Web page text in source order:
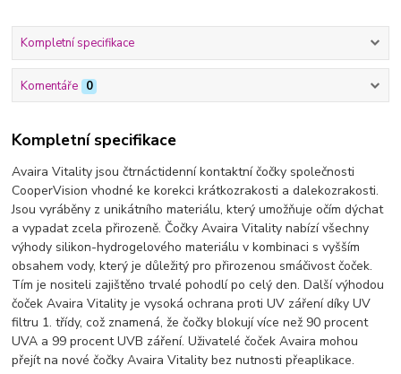
Kompletní specifikace
Komentáře 0
Kompletní specifikace
Avaira Vitality jsou čtrnáctidenní kontaktní čočky společnosti
CooperVision vhodné ke korekci krátkozrakosti a dalekozrakosti.
Jsou vyráběny z unikátního materiálu, který umožňuje očím dýchat
a vypadat zcela přirozeně. Čočky Avaira Vitality nabízí všechny
výhody silikon-hydrogelového materiálu v kombinaci s vyšším
obsahem vody, který je důležitý pro přirozenou smáčivost čoček.
Tím je nositeli zajištěno trvalé pohodlí po celý den. Další výhodou
čoček Avaira Vitality je vysoká ochrana proti UV záření díky UV
filtru 1. třídy, což znamená, že čočky blokují více než 90 procent
UVA a 99 procent UVB záření. Uživatelé čoček Avaira mohou
přejít na nové čočky Avaira Vitality bez nutnosti přeaplikace.